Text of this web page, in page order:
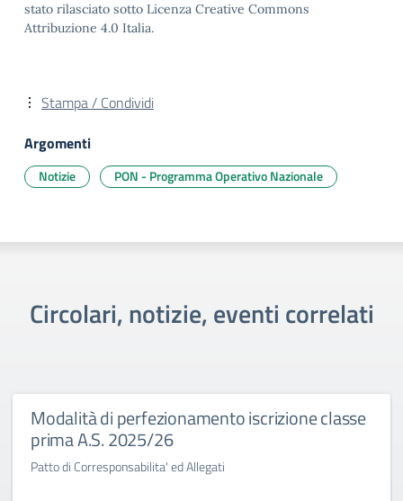
stato rilasciato sotto Licenza Creative Commons
Attribuzione 4.0 Italia.
Stampa / Condividi
Argomenti
Notizie PON - Programma Operativo Nazionale
Circolari, notizie, eventi correlati
Modalità di perfezionamento iscrizione classe
prima A.S. 2025/26
Patto di Corresponsabilita' ed Allegati